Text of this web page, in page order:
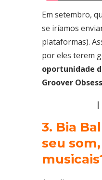
Em setembro,
se iríamos
plataformas).
por eles terem
oportunidade
Groover
|
3. Bia
seu